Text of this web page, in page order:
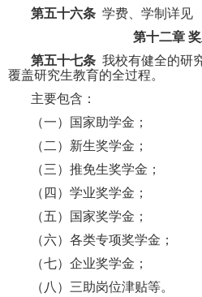
第五十六条 学费、学制详见
第十二章
第五十七条 我校有健全的研
覆盖研究生教育的全过程。
主要包含：
（一）国家助学金；
（二）新生奖学金；
（三）推免生奖学金；
（四）学业奖学金；
（五）国家奖学金；
（六）各类专项奖学金；
（七）企业奖学金；
（八）三助岗位津贴等。